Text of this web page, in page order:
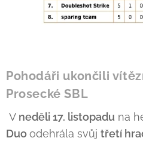
Pohodáři ukončili
Prosecké SBL
V neděli 17. listopadu na
Duoodehrála svůj třetí